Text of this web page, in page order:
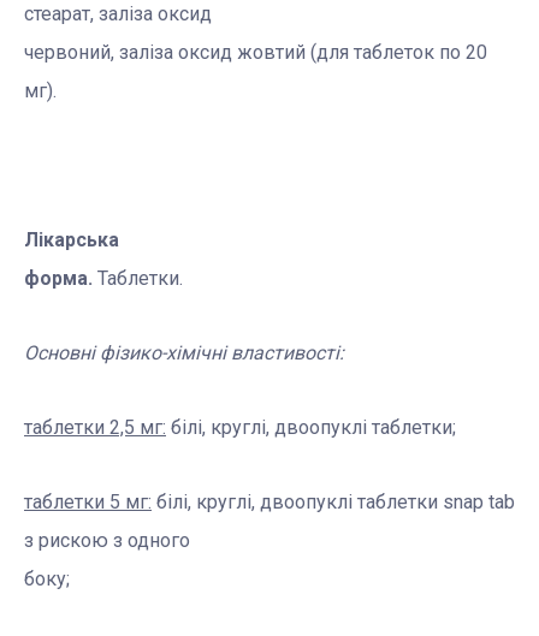
стеарат, заліза оксид
червоний, заліза оксид жовтий (для таблеток по 20
мг).
Лікарська
форма. Таблетки.
Основні фізико-хімічні властивості:
таблетки 2,5 мг: білі, круглі, двоопуклі таблетки;
таблетки 5 мг: білі, круглі, двоопуклі таблетки snap tab
з рискою з одного
боку;